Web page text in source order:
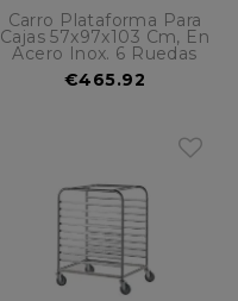
Carro Plataforma Para
Cajas 57x97x103 Cm, En
Acero Inox. 6 Ruedas
€465.92